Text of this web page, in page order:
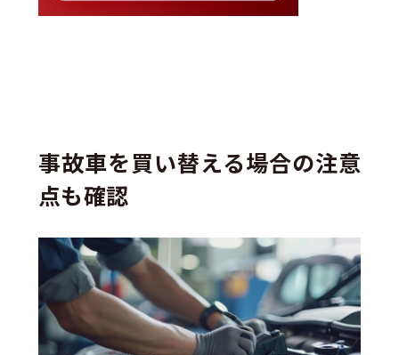
事故車を買い替える場合の注意
点も確認